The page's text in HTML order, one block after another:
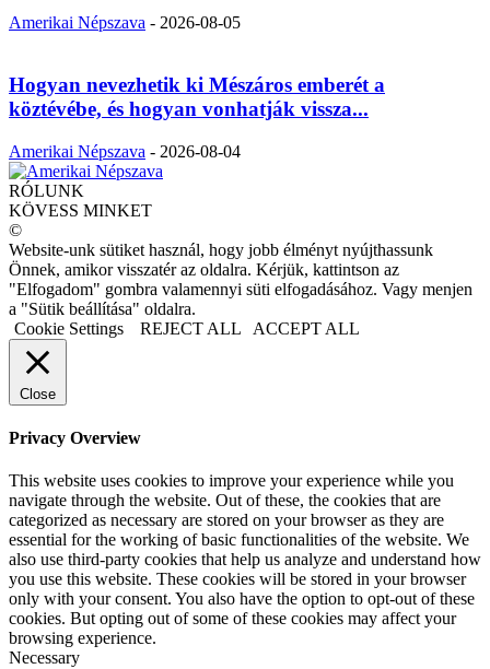
Amerikai Népszava - 2026-08-05
Hogyan nevezhetik ki Mészáros emberét a
köztévébe, és hogyan vonhatják vissza...
Amerikai Népszava - 2026-08-04
RÓLUNK
KÖVESS MINKET
©
Website-unk sütiket használ, hogy jobb élményt nyújthassunk
Önnek, amikor visszatér az oldalra. Kérjük, kattintson az
"Elfogadom" gombra valamennyi süti elfogadásához. Vagy menjen
a "Sütik beállítása" oldalra.
Cookie Settings
REJECT ALL ACCEPT ALL
Close
Privacy Overview
This website uses cookies to improve your experience while you
navigate through the website. Out of these, the cookies that are
categorized as necessary are stored on your browser as they are
essential for the working of basic functionalities of the website. We
also use third-party cookies that help us analyze and understand how
you use this website. These cookies will be stored in your browser
only with your consent. You also have the option to opt-out of these
cookies. But opting out of some of these cookies may affect your
browsing experience.
Necessary